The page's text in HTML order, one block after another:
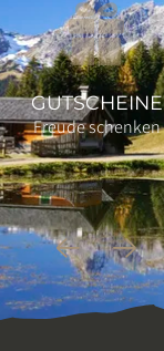
GUTSCHEINE
Freude schenken